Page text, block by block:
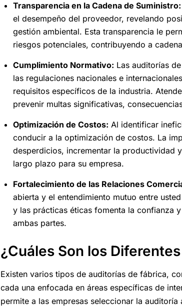
Transparencia en la Cadena de Suministro:
el desempeño del proveedor, revelando
gestión ambiental. Esta transparencia le
riesgos potenciales, contribuyendo a
Cumplimiento Normativo: Las auditorías
las regulaciones nacionales e
requisitos específicos de la industria.
prevenir multas significativas,
Optimización de Costos: Al identificar
conducir a la optimización de costos. La
desperdicios, incrementar la productividad
largo plazo para su empresa.
Fortalecimiento de las Relaciones
abierta y el entendimiento mutuo entre
y las prácticas éticas fomenta la confianza
ambas partes.
¿Cuáles Son los
Existen varios tipos de auditorías de fábrica,
cada una enfocada en áreas específicas de
permite a las empresas seleccionar la